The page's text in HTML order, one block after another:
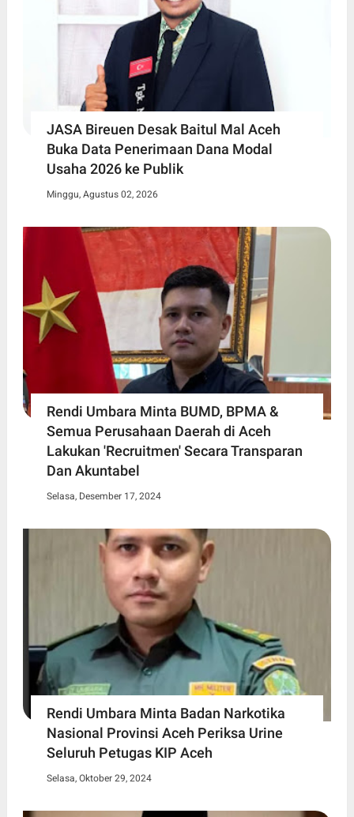
JASA Bireuen Desak Baitul Mal Aceh
Buka Data Penerimaan Dana Modal
Usaha 2026 ke Publik
Minggu, Agustus 02, 2026
Rendi Umbara Minta BUMD, BPMA &
Semua Perusahaan Daerah di Aceh
Lakukan 'Recruitmen' Secara Transparan
Dan Akuntabel
Selasa, Desember 17, 2024
Rendi Umbara Minta Badan Narkotika
Nasional Provinsi Aceh Periksa Urine
Seluruh Petugas KIP Aceh
Selasa, Oktober 29, 2024